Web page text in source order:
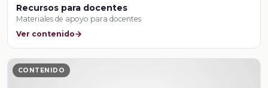
Recursos para docentes
Materiales de apoyo para docentes
Ver contenido
CONTENIDO